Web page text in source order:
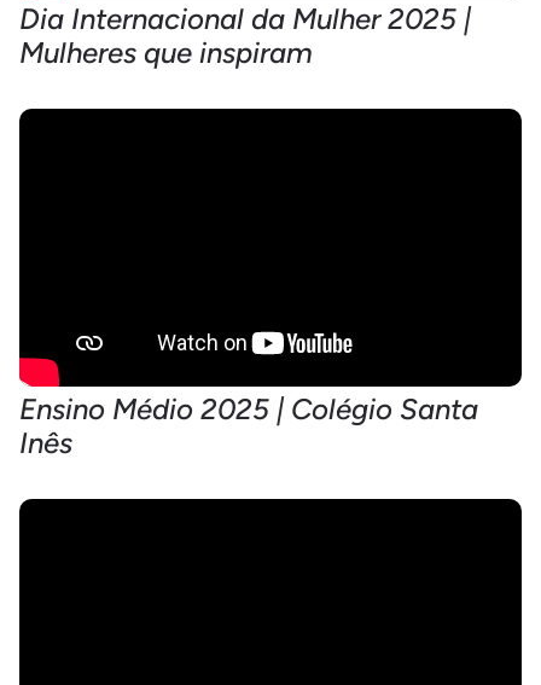
Dia Internacional da Mulher 2025 |
Mulheres que inspiram
Ensino Médio 2025 | Colégio Santa
Inês